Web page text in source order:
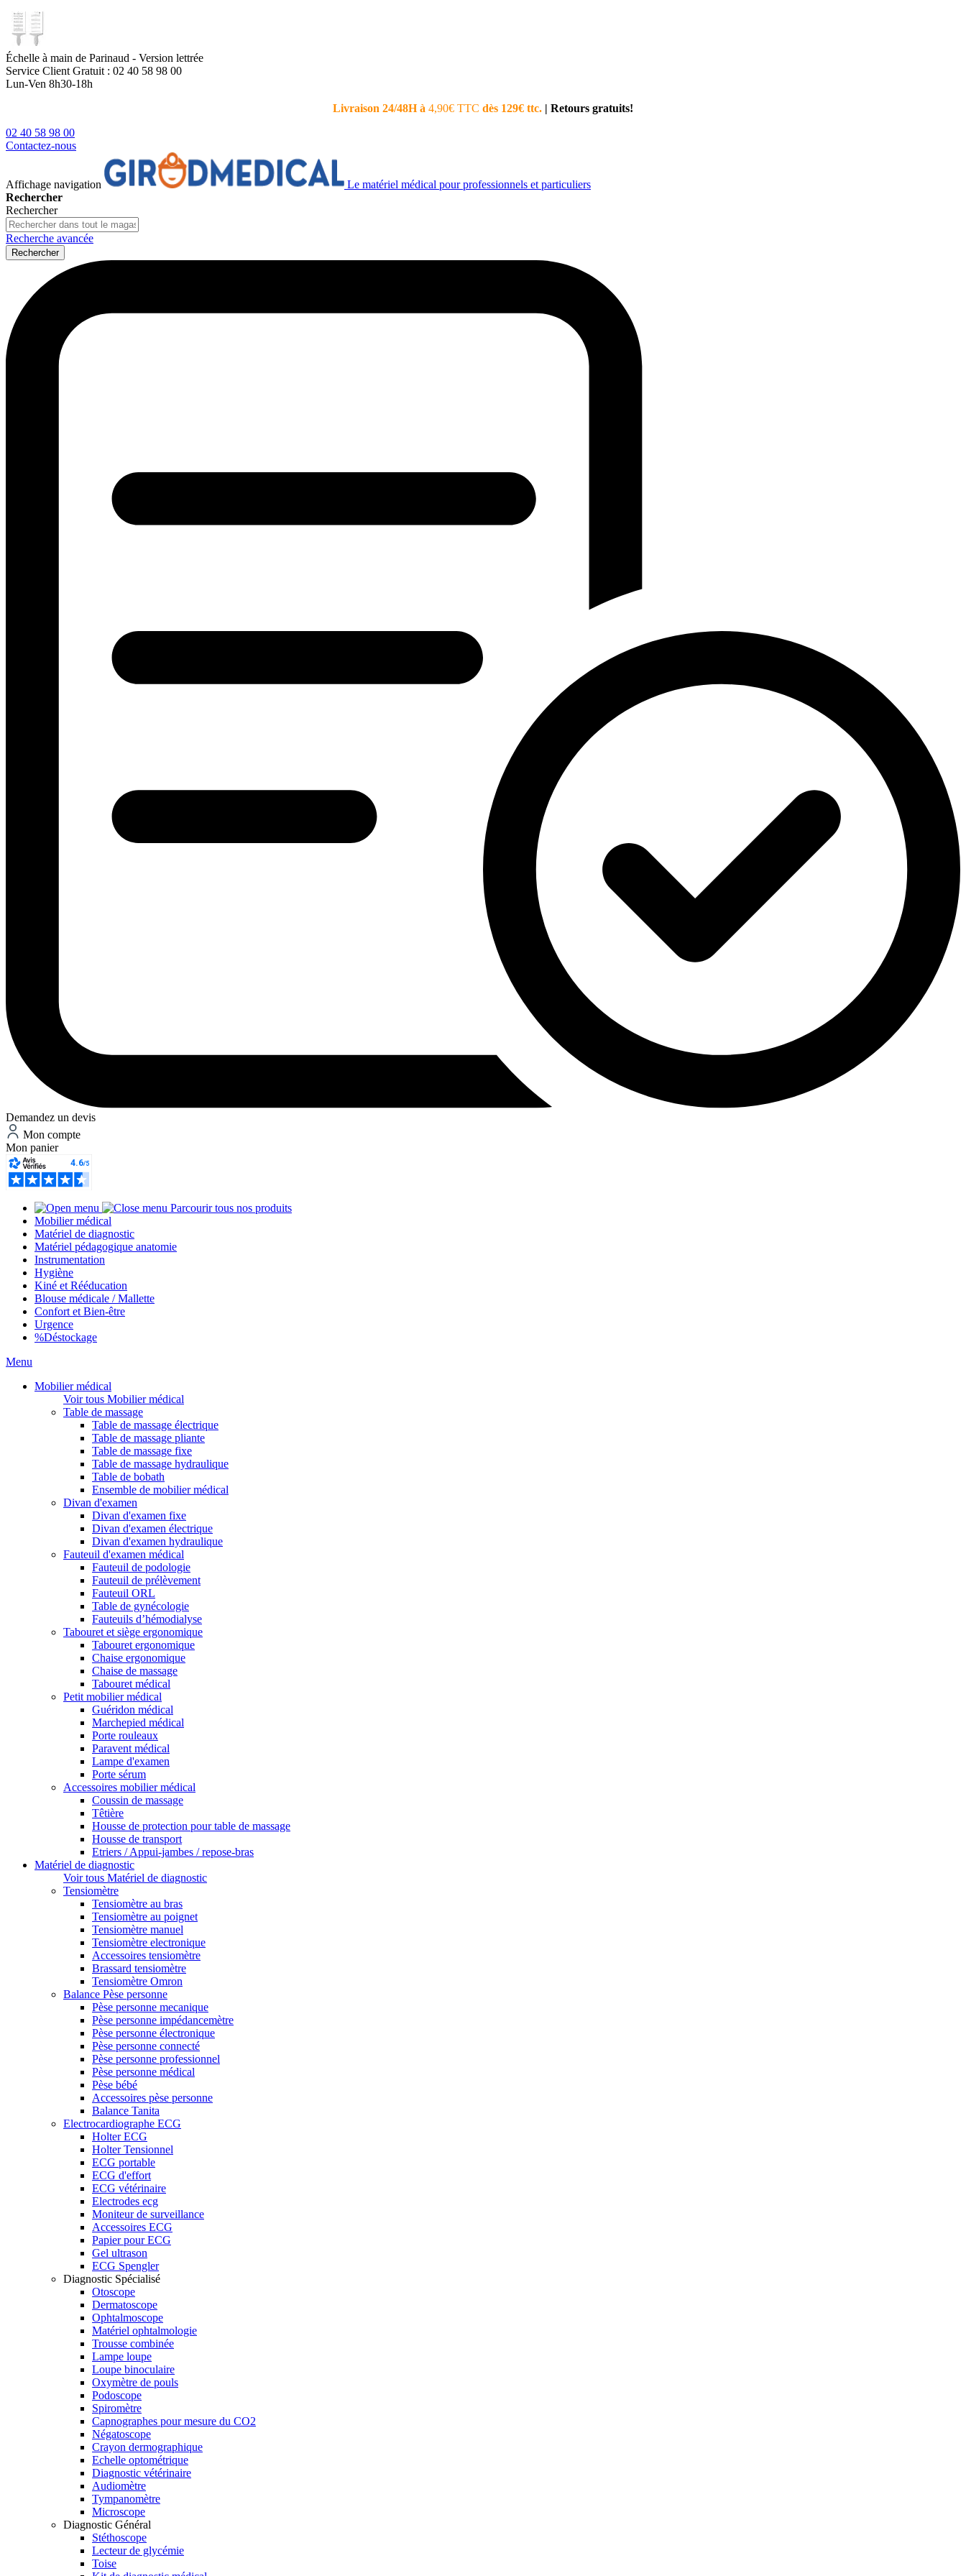
Échelle à main de Parinaud - Version lettrée
Service Client Gratuit : 02 40 58 98 00
Lun-Ven 8h30-18h
Livraison 24/48H à 4,90€ TTC dès 129€ ttc. | Retours gratuits!
02 40 58 98 00
Contactez-nous
Affichage navigation
Le matériel médical pour professionnels et particuliers
Rechercher
Rechercher
Recherche avancée
Rechercher
Demandez un devis
Mon compte
Mon panier
Parcourir tous nos produits
Mobilier médical
Matériel de diagnostic
Matériel pédagogique anatomie
Instrumentation
Hygiène
Kiné et Rééducation
Blouse médicale / Mallette
Confort et Bien-être
Urgence
%Déstockage
Menu
Mobilier médical
Voir tous Mobilier médical
Table de massage
Table de massage électrique
Table de massage pliante
Table de massage fixe
Table de massage hydraulique
Table de bobath
Ensemble de mobilier médical
Divan d'examen
Divan d'examen fixe
Divan d'examen électrique
Divan d'examen hydraulique
Fauteuil d'examen médical
Fauteuil de podologie
Fauteuil de prélèvement
Fauteuil ORL
Table de gynécologie
Fauteuils d’hémodialyse
Tabouret et siège ergonomique
Tabouret ergonomique
Chaise ergonomique
Chaise de massage
Tabouret médical
Petit mobilier médical
Guéridon médical
Marchepied médical
Porte rouleaux
Paravent médical
Lampe d'examen
Porte sérum
Accessoires mobilier médical
Coussin de massage
Têtière
Housse de protection pour table de massage
Housse de transport
Etriers / Appui-jambes / repose-bras
Matériel de diagnostic
Voir tous Matériel de diagnostic
Tensiomètre
Tensiomètre au bras
Tensiomètre au poignet
Tensiomètre manuel
Tensiomètre electronique
Accessoires tensiomètre
Brassard tensiomètre
Tensiomètre Omron
Balance Pèse personne
Pèse personne mecanique
Pèse personne impédancemètre
Pèse personne électronique
Pèse personne connecté
Pèse personne professionnel
Pèse personne médical
Pèse bébé
Accessoires pèse personne
Balance Tanita
Electrocardiographe ECG
Holter ECG
Holter Tensionnel
ECG portable
ECG d'effort
ECG vétérinaire
Electrodes ecg
Moniteur de surveillance
Accessoires ECG
Papier pour ECG
Gel ultrason
ECG Spengler
Diagnostic Spécialisé
Otoscope
Dermatoscope
Ophtalmoscope
Matériel ophtalmologie
Trousse combinée
Lampe loupe
Loupe binoculaire
Oxymètre de pouls
Podoscope
Spiromètre
Capnographes pour mesure du CO2
Négatoscope
Crayon dermographique
Echelle optométrique
Diagnostic vétérinaire
Audiomètre
Tympanomètre
Microscope
Diagnostic Général
Stéthoscope
Lecteur de glycémie
Toise